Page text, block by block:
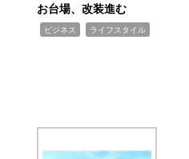
お台場、改装進む
ビジネス ライフスタイル